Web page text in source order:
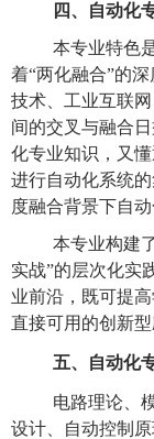
四、自动化
本专业特色
着“两化融合”的
技术、工业互联
间的交叉与融合
化专业知识，又
进行自动化系统
度融合背景下自
本专业构建
实战”的层次化实
业前沿，既可提
直接可用的创新型
五、自动化
电路理论、
设计、自动控制